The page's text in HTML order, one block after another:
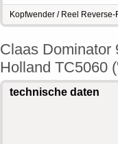
Kopfwender / Reel Reverse-
Claas Dominator
Holland TC5060
technische daten